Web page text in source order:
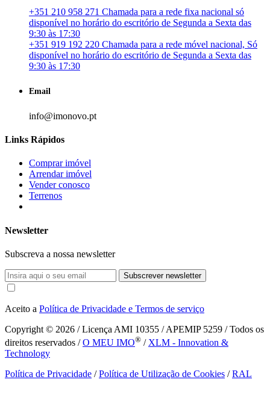
+351 210 958 271 Chamada para a rede fixa nacional só
disponível no horário do escritório de Segunda a Sexta das
9:30 às 17:30
+351 919 192 220 Chamada para a rede móvel nacional, Só
disponível no horário do escritório de Segunda a Sexta das
9:30 às 17:30
Email
info@imonovo.pt
Links Rápidos
Comprar imóvel
Arrendar imóvel
Vender conosco
Terrenos
Newsletter
Subscreva a nossa newsletter
Subscrever newsletter
Aceito a Política de Privacidade e Termos de serviço
Copyright © 2026 / Licença AMI 10355 / APEMIP 5259 / Todos os
direitos reservados /O MEU IMO® / XLM - Innovation &
Technology
Política de Privacidade /Política de Utilização de Cookies /RAL